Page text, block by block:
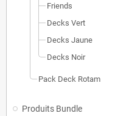
Friends
Decks Vert
Decks Jaune
Decks Noir
Pack Deck Rotam
Produits Bundle